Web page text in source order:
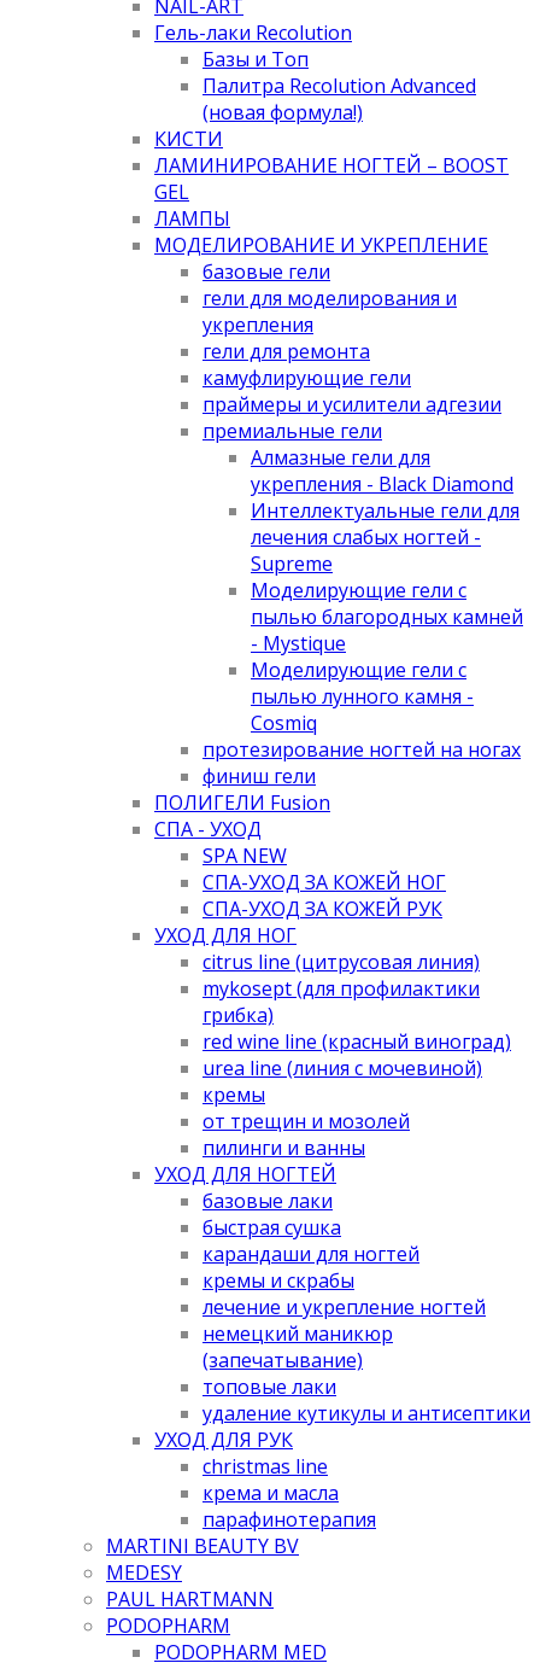
NAIL-ART
Гель-лаки Recolution
Базы и Топ
Палитра Recolution Advanced
(новая формула!)
КИСТИ
ЛАМИНИРОВАНИЕ НОГТЕЙ – BOOST
GEL
ЛАМПЫ
МОДЕЛИРОВАНИЕ И УКРЕПЛЕНИЕ
базовые гели
гели для моделирования и
укрепления
гели для ремонта
камуфлирующие гели
праймеры и усилители адгезии
премиальные гели
Алмазные гели для
укрепления - Black Diamond
Интеллектуальные гели для
лечения слабых ногтей -
Supreme
Моделирующие гели с
пылью благородных камней
- Mystique
Моделирующие гели с
пылью лунного камня -
Cosmiq
протезирование ногтей на ногах
финиш гели
ПОЛИГЕЛИ Fusion
СПА - УХОД
SPA NEW
СПА-УХОД ЗА КОЖЕЙ НОГ
СПА-УХОД ЗА КОЖЕЙ РУК
УХОД ДЛЯ НОГ
citrus line (цитрусовая линия)
mykosept (для профилактики
грибка)
red wine line (красный виноград)
urea line (линия с мочевиной)
кремы
от трещин и мозолей
пилинги и ванны
УХОД ДЛЯ НОГТЕЙ
базовые лаки
быстрая сушка
карандаши для ногтей
кремы и скрабы
лечение и укрепление ногтей
немецкий маникюр
(запечатывание)
топовые лаки
удаление кутикулы и антисептики
УХОД ДЛЯ РУК
christmas line
крема и масла
парафинотерапия
MARTINI BEAUTY BV
MEDESY
PAUL HARTMANN
PODOPHARM
PODOPHARM MED